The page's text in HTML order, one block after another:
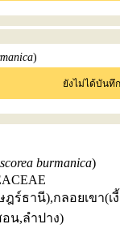
)
ยังไม่ได้บันทึ
burmanica)
ร์ธานี),กลอยเขา(เ
น,ลำปาง)